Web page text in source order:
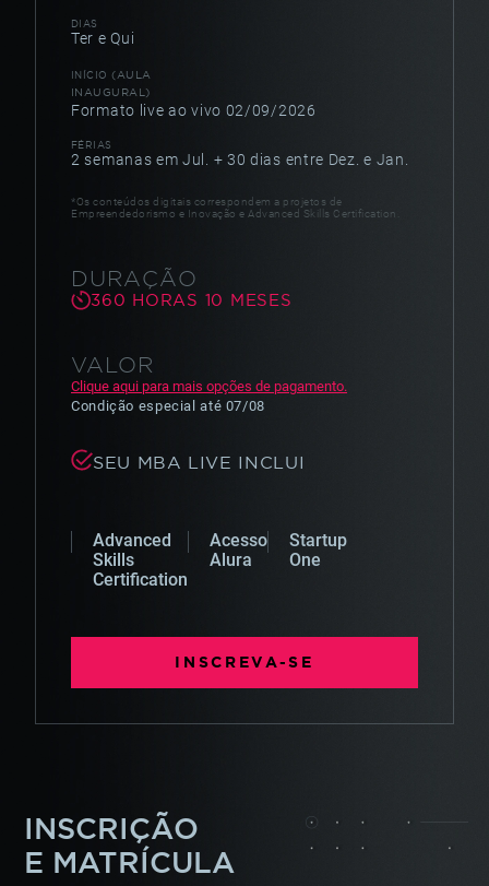
DIAS
Ter e Qui
INÍCIO(AULA
INAUGURAL)
Formato live ao vivo 02/09/2026
FÉRIAS
2 semanas em Jul. + 30 dias entre Dez. e Jan.
*Os conteúdos digitais correspondem a projetos de
Empreendedorismo e Inovação e Advanced Skills Certification.
DURAÇÃO
360 HORAS 10 MESES
VALOR
Clique aqui para mais opções de pagamento.
Condição especial até 07/08
SEU MBA LIVE INCLUI
Advanced
Skills
Certification
Acesso
Alura
Startup
One
INSCREVA-SE
INSCRIÇÃO
E MATRÍCULA